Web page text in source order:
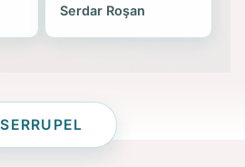
Serdar Roşan
SERRUPEL